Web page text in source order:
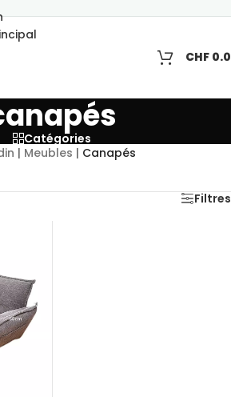
CHF
Catégories
| Meubles | Canapés
Filtres